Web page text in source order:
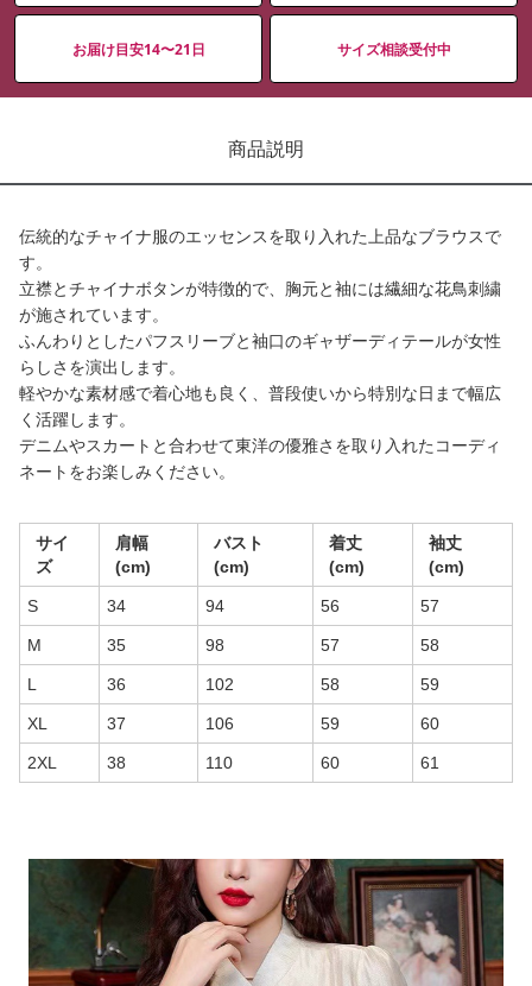
お届け目安14〜21日 サイズ相談受付中
商品説明
伝統的なチャイナ服のエッセンスを取り入れた上品なブラウスで
す。
立襟とチャイナボタンが特徴的で、胸元と袖には繊細な花鳥刺繍
が施されています。
ふんわりとしたパフスリーブと袖口のギャザーディテールが女性
らしさを演出します。
軽やかな素材感で着心地も良く、普段使いから特別な日まで幅広
く活躍します。
デニムやスカートと合わせて東洋の優雅さを取り入れたコーディ
ネートをお楽しみください。
サイ
ズ
肩幅
(cm)
バスト
(cm)
着丈
(cm)
袖丈
(cm)
S 34 94 56 57
M 35 98 57 58
L 36 102 58 59
XL 37 106 59 60
2XL 38 110 60 61